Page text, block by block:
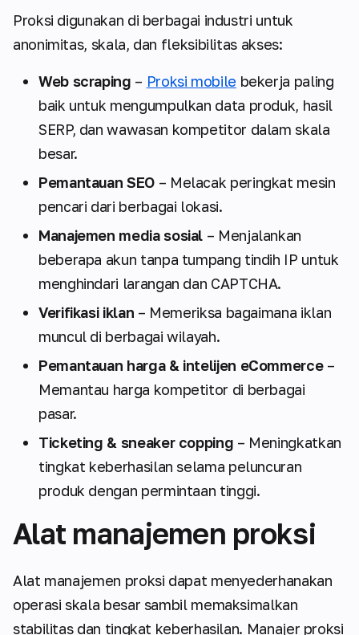
Proksi digunakan di berbagai industri untuk
anonimitas, skala, dan fleksibilitas akses:
Web scraping – Proksi mobile bekerja paling
baik untuk mengumpulkan data produk, hasil
SERP, dan wawasan kompetitor dalam skala
besar.
Pemantauan SEO– Melacak peringkat mesin
pencari dari berbagai lokasi.
Manajemen media sosial – Menjalankan
beberapa akun tanpa tumpang tindih IP untuk
menghindari larangan dan CAPTCHA.
Verifikasi iklan – Memeriksa bagaimana iklan
muncul di berbagai wilayah.
Pemantauan harga & intelijen eCommerce–
Memantau harga kompetitor di berbagai
pasar.
Ticketing & sneaker copping – Meningkatkan
tingkat keberhasilan selama peluncuran
produk dengan permintaan tinggi.
Alat manajemen proksi
Alat manajemen proksi dapat menyederhanakan
operasi skala besar sambil memaksimalkan
stabilitas dan tingkat keberhasilan. Manajer proksi